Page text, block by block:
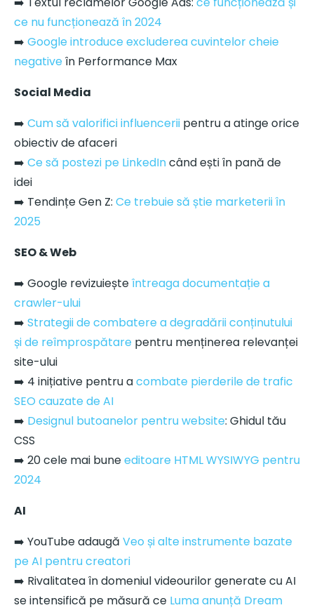
ce nu funcționează în 2024
➡️ Google introduce excluderea cuvintelor cheie
negative în Performance Max
Social Media
➡️ Cum să valorifici influencerii pentru a atinge orice
obiectiv de afaceri
➡️ Ce să postezi pe LinkedIncând ești în pană de
idei
➡️ Tendințe Gen Z: Ce trebuie să știe marketerii în
2025
SEO & Web
➡️ Google revizuieșteîntreaga documentație a
crawler-ului
➡️ Strategii de combatere a degradării conținutului
și de reîmprospătare pentru menținerea relevanței
site-ului
➡️ 4 inițiative pentru acombate pierderile de trafic
SEO cauzate de AI
➡️ Designul butoanelor pentru website: Ghidul tău
CSS
➡️ 20 cele mai buneeditoare HTML WYSIWYG pentru
2024
AI
➡️ YouTube adaugă Veo și alte instrumente bazate
pe AI pentru creatori
➡️ Rivalitatea în domeniul videourilor generate cu AI
se intensifică pe măsură ce Luma anunță Dream